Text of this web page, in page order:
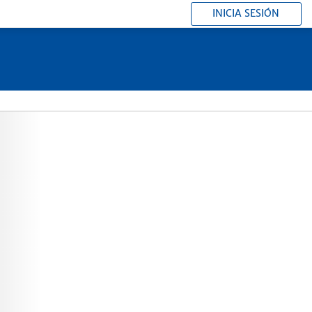
INICIA SESIÓN